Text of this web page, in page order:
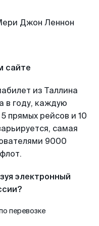
сайте
из Таллина
в году, каждую
прямых рейсов и 10
самая
9000
электронный
перевозке